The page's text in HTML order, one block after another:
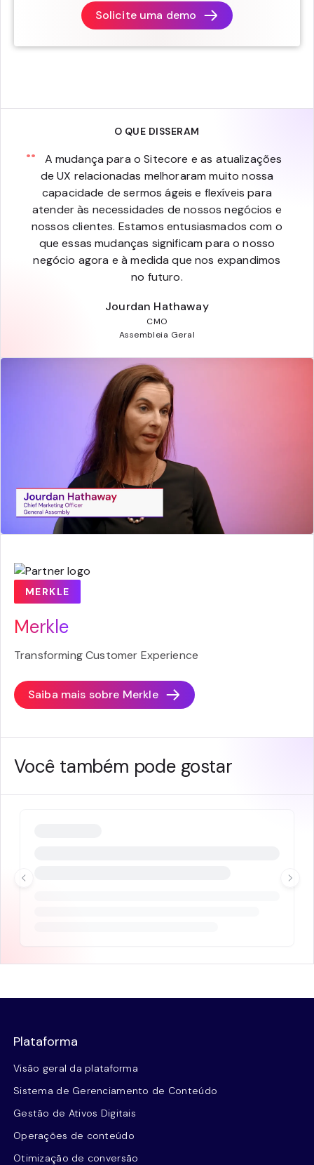
Solicite uma demo
O QUE DISSERAM
A mudança para o Sitecore e as atualizações
de UX relacionadas melhoraram muito nossa
capacidade de sermos ágeis e flexíveis para
atender às necessidades de nossos negócios e
nossos clientes. Estamos entusiasmados com o
que essas mudanças significam para o nosso
negócio agora e à medida que nos expandimos
no futuro.
Jourdan Hathaway
CMO
Assembleia Geral
MERKLE
Merkle
Transforming Customer Experience
Saiba mais sobre Merkle
Você também pode gostar
Plataforma
Visão geral da plataforma
Sistema de Gerenciamento de Conteúdo
Gestão de Ativos Digitais
Operações de conteúdo
Otimização de conversão